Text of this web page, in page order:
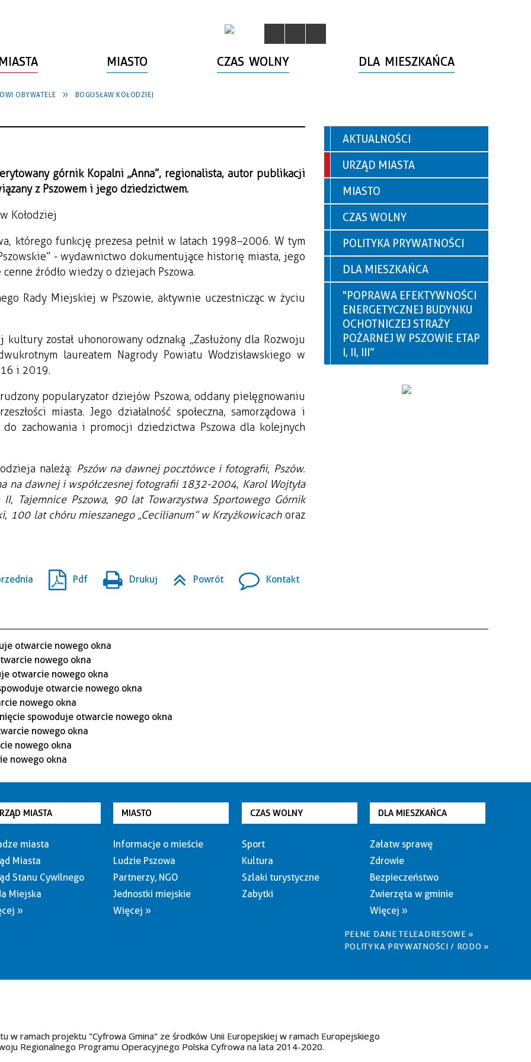
MIASTO CZAS WOLNY DLA MIESZKAŃCA
OBYWATELE BOGUSŁAW KOŁODZIEJ
górnik Kopalni „Anna”, regionalista, autor publikacji
z Pszowem i jego dziedzictwem.
którego funkcję prezesa pełnił w latach 1998–2006. W tym
- wydawnictwo dokumentujące historię miasta, jego
źródło wiedzy o dziejach Pszowa.
Rady Miejskiej w Pszowie, aktywnie uczestnicząc w życiu
został uhonorowany odznaką „Zasłużony dla Rozwoju
laureatem Nagrody Powiatu Wodzisławskiego w
i 2019.
popularyzator dziejów Pszowa, oddany pielęgnowaniu
miasta. Jego działalność społeczna, samorządowa i
zachowania i promocji dziedzictwa Pszowa dla kolejnych
należą: Pszów na dawnej pocztówce i fotografii, Pszów.
na dawnej i współczesnej fotografii 1832-2004, Karol Wojtyła
II, Tajemnice Pszowa, 90 lat Towarzystwa Sportowego Górnik
, 100 lat chóru mieszanego „Cecilianum” w Krzyżkowicachoraz
Pdf Drukuj Powrót Kontakt
AKTUALNOŚCI
URZĄD MIASTA
MIASTO
CZAS WOLNY
POLITYKA PRYWATNOŚCI
DLA MIESZKAŃCA
"POPRAWA EFEKTYWNOŚCI
ENERGETYCZNEJ BUDYNKU
OCHOTNICZEJ STRAŻY
POŻARNEJ W PSZOWIE ETAP
I, II, III”
MIASTA
miasta
Miasta
Stanu Cywilnego
Miejska
»
MIASTO
Informacje o mieście
Ludzie Pszowa
Partnerzy, NGO
Jednostki miejskie
Więcej »
CZAS WOLNY
Sport
Kultura
Szlaki turystyczne
Zabytki
DLA MIESZKAŃCA
Załatw sprawę
Zdrowie
Bezpieczeństwo
Zwierzęta w gminie
Więcej »
PEŁNE DANE TELEADRESOWE »
POLITYKA PRYWATNOŚCI / RODO »
w ramach projektu "Cyfrowa Gmina" ze środków Unii Europejskiej w ramach Europejskiego
Regionalnego Programu Operacyjnego Polska Cyfrowa na lata 2014-2020.